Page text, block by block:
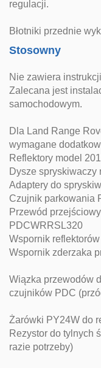
regulacji.
Błotniki przednie
Stosowny
Nie zawiera
Zalecana jest
samochodowym.
Dla Land Range
wymagane
Reflektory model
Dysze spryskiwaczy
Adaptery do
Czujnik parkowania
Przewód
PDCWRRSL320
Wspornik
Wspornik zderzaka
Wiązka przewodów
czujników PDC
Żarówki PY24W do
Rezystor do tylnych
razie potrzeby)